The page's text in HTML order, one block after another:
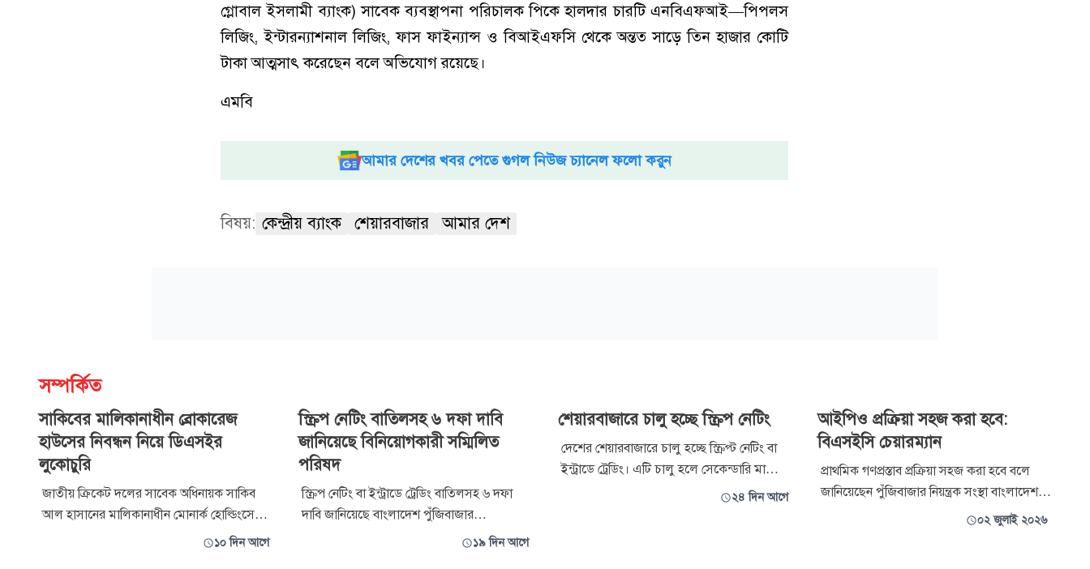
গ্লোবাল ইসলামী ব্যাংক) সাবেক ব্যবস্থাপনা পরিচালক পিকে হালদার চারটি এনবিএফআই—পিপলস
লিজিং, ইন্টারন্যাশনাল লিজিং, ফাস ফাইন্যান্স ও বিআইএফসি থেকে অন্তত সাড়ে তিন হাজার কোটি
টাকা আত্মসাৎ করেছেন বলে অভিযোগ রয়েছে।
এমবি
আমার দেশের খবর পেতে গুগল নিউজ চ্যানেল ফলো করুন
বিষয়: কেন্দ্রীয় ব্যাংক শেয়ারবাজার আমার দেশ
সম্পর্কিত
সাকিবের মালিকানাধীন ব্রোকারেজ
হাউসের নিবন্ধন নিয়ে ডিএসইর
লুকোচুরি
জাতীয় ক্রিকেট দলের সাবেক অধিনায়ক সাকিব
আল হাসানের মালিকানাধীন মোনার্ক হোল্ডিংসের
স্টক ব্রোকার ও স্টক ডিলার নিবন্ধন সনদ নবায়ন-
১০ দিন আগে
স্ক্রিপ নেটিং বাতিলসহ ৬ দফা দাবি
জানিয়েছে বিনিয়োগকারী সম্মিলিত
পরিষদ
স্ক্রিপ নেটিং বা ইন্ট্রাডে ট্রেডিং বাতিলসহ ৬ দফা
দাবি জানিয়েছে বাংলাদেশ পুঁজিবাজার
১৯ দিন আগে
শেয়ারবাজারে চালু হচ্ছে স্ক্রিপ নেটিং
দেশের শেয়ারবাজারে চালু হচ্ছে স্ক্রিপ্ট নেটিং বা
ইন্ট্রাডে ট্রেডিং। এটি চালু হলে সেকেন্ডারি মার্কেটে
বিনিয়োগকারীরা একই দিনে নির্দিষ্ট কোম্পানির
২৪ দিন আগে
আইপিও প্রক্রিয়া সহজ করা হবে:
বিএসইসি চেয়ারম্যান
প্রাথমিক গণপ্রস্তাব প্রক্রিয়া সহজ করা হবে বলে
জানিয়েছেন পুঁজিবাজার নিয়ন্ত্রক সংস্থা বাংলাদেশ
সিকিউরিটিজ অ্যান্ড এক্সচেঞ্জ কমিশনের০২ জুলাই ২০২৬